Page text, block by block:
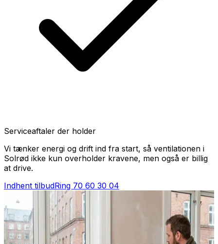
Serviceaftaler der holder
Vi tænker energi og drift ind fra start, så ventilationen i
Solrød ikke kun overholder kravene, men også er billig
at drive.
Indhent tilbudRing 70 60 30 04